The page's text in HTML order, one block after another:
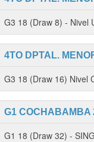
G3 18 (Draw 8) - Nivel
4TO DPTAL.
G3 18 (Draw 16) Nivel
G1 COCHABAMBA
G1 18 (Draw 32) -